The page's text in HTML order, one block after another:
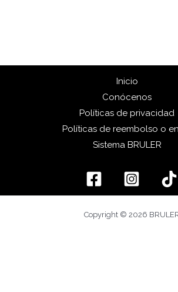
Inicio
Conócenos
Políticas de privacidad
Políticas de reembolso o
Sistema BRULER
Copyright © 2026